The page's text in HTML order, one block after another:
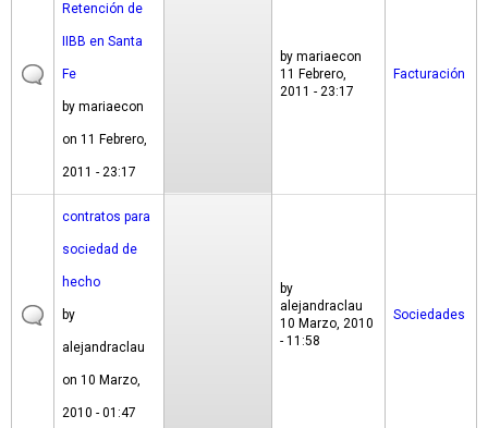
Retención de
IIBB en Santa
Fe
by mariaecon
on 11 Febrero,
2011 - 23:17
by mariaecon
11 Febrero,
2011 - 23:17
Facturación
contratos para
sociedad de
hecho
by
alejandraclau
on 10 Marzo,
2010 - 01:47
by
alejandraclau
10 Marzo, 2010
- 11:58
Sociedades